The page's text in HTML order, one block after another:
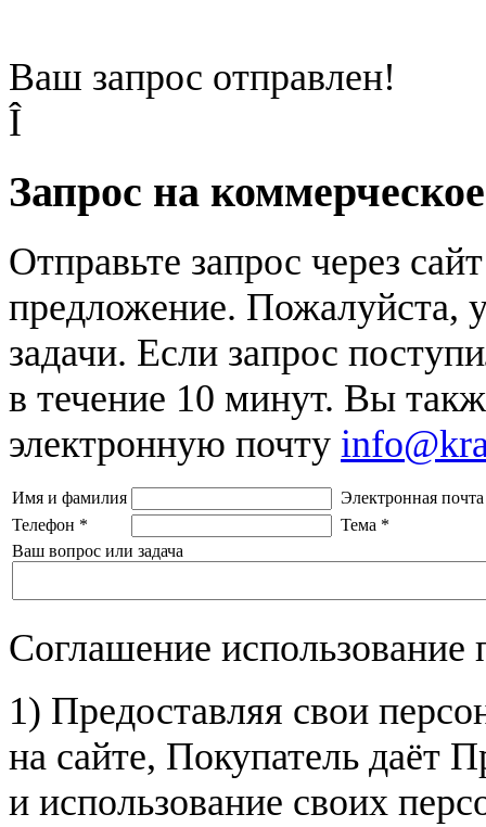
Ваш запрос отправлен!
Î
Запрос на
Отправьте запрос через
предложение. Пожалуйста,
задачи. Если запрос
в течение 10 минут. Вы
электронную почту
Имя и фамилия
Электронная почта
Телефон * Тема *
Ваш вопрос или задача
Соглашение
1) Предоставляя свои
на сайте, Покупатель даёт
и использование своих